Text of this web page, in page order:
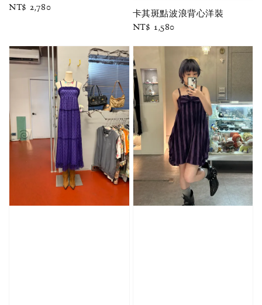
Regular
NT$ 2,780
卡其斑點波浪背心洋裝
Regular
NT$ 1,580